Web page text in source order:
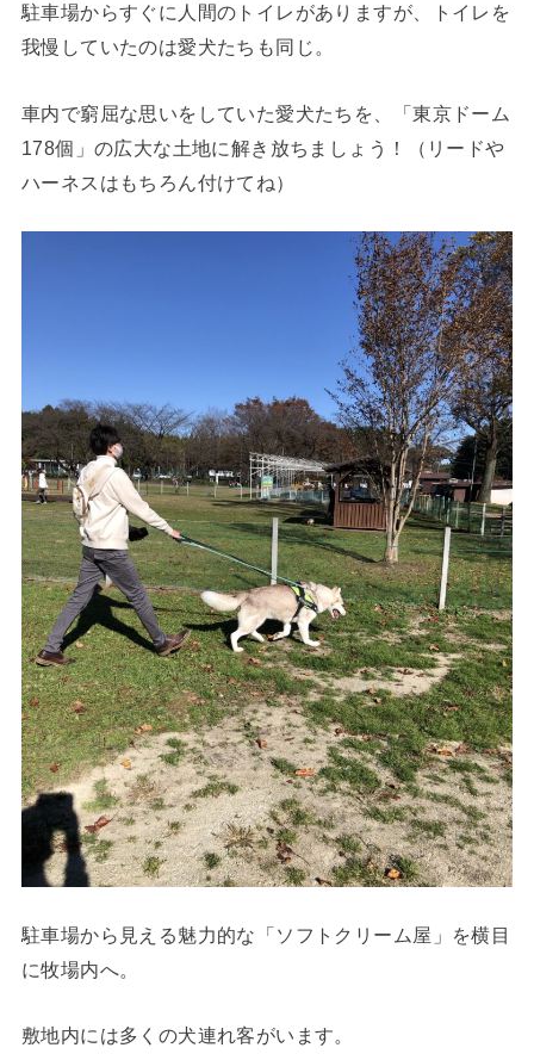
駐車場からすぐに人間のトイレがありますが、トイレを
我慢していたのは愛犬たちも同じ。
車内で窮屈な思いをしていた愛犬たちを、「東京ドーム
178個」の広大な土地に解き放ちましょう！（リードや
ハーネスはもちろん付けてね）
駐車場から見える魅力的な「ソフトクリーム屋」を横目
に牧場内へ。
敷地内には多くの犬連れ客がいます。